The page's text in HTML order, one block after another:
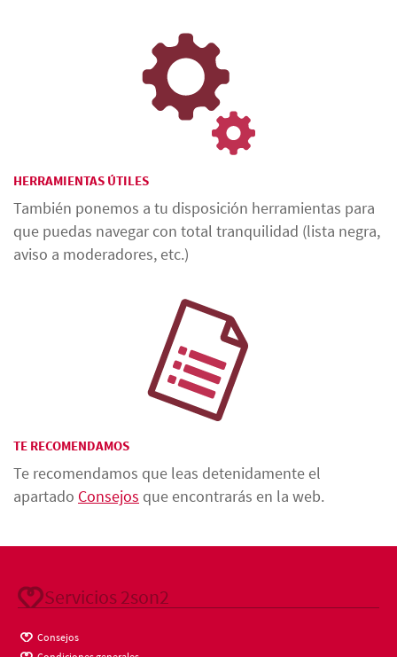
HERRAMIENTAS ÚTILES
También ponemos a tu disposición herramientas para
que puedas navegar con total tranquilidad (lista negra,
aviso a moderadores, etc.)
TE RECOMENDAMOS
Te recomendamos que leas detenidamente el
apartado Consejos que encontrarás en la web.
Servicios 2son2
Consejos